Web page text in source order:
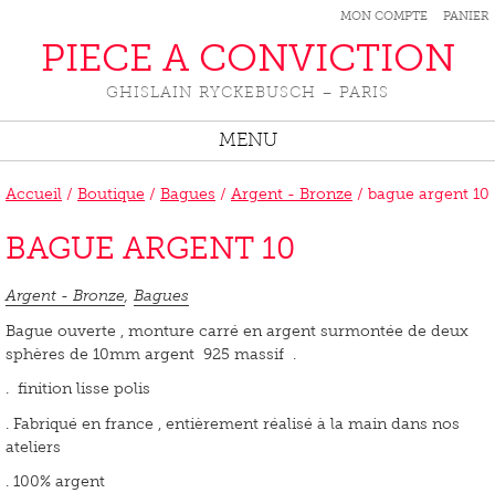
MON COMPTE PANIER
PIECE A CONVICTION
GHISLAIN RYCKEBUSCH – PARIS
MENU
Accueil / Boutique / Bagues / Argent - Bronze / bague argent 10
BAGUE ARGENT 10
Argent - Bronze, Bagues
Bague ouverte , monture carré en argent surmontée de deux
sphères de 10mm argent 925 massif .
. finition lisse polis
. Fabriqué en france , entièrement réalisé à la main dans nos
ateliers
. 100% argent